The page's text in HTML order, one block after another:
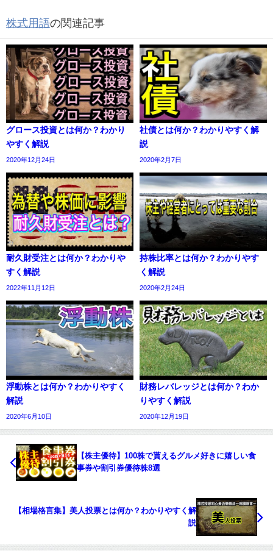
株式用語の関連記事
グロース投資とは何か？わかり
やすく解説
2020年12月24日
社債とは何か？わかりやすく解
説
2020年2月7日
耐久財受注とは何か？わかりや
すく解説
2022年11月12日
持株比率とは何か？わかりやす
く解説
2020年2月24日
浮動株とは何か？わかりやすく
解説
2020年6月10日
財務レバレッジとは何か？わか
りやすく解説
2020年12月19日
【株主優待】100株で貰えるグルメ好きに嬉しい食
事券や割引券優待株8選
【相場格言集】美人投票とは何か？わかりやすく解
説